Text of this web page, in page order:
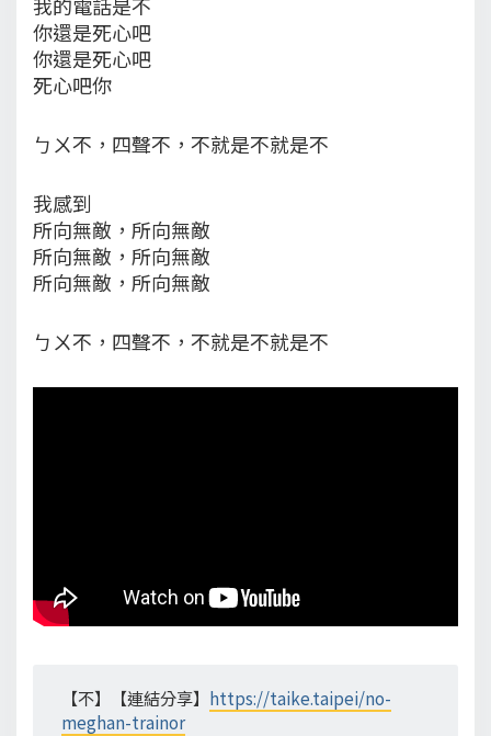
你還是死心吧
你還是死心吧
死心吧你
ㄅㄨ不，四聲不，不就是不就是不
我感到
所向無敵，所向無敵
所向無敵，所向無敵
所向無敵，所向無敵
ㄅㄨ不，四聲不，不就是不就是不
【不】【連結分享】 https://taike.taipei/no-
meghan-trainor